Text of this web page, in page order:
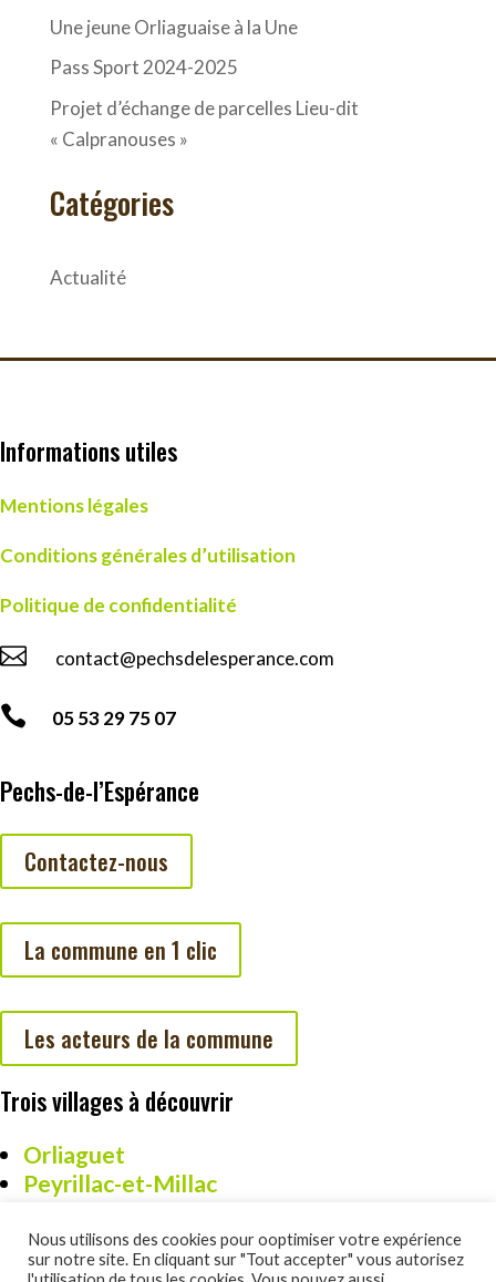
Une jeune Orliaguaise à la Une
Pass Sport 2024-2025
Projet d’échange de parcelles Lieu-dit
« Calpranouses »
Catégories
Actualité
Informations utiles
Mentions légales
Conditions générales d’utilisation
Politique de confidentialité
 contact@pechsdelesperance.com
 05 53 29 75 07
Pechs-de-l’Espérance
Contactez-nous
La commune en 1 clic
Les acteurs de la commune
Trois villages à découvrir
Orliaguet
Peyrillac-et-Millac
Nous utilisons des cookies pour ooptimiser votre expérience
sur notre site. En cliquant sur "Tout accepter" vous autorisez